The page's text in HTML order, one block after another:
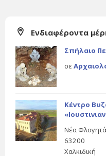
Ενδιαφέροντα
Σπήλαιο
σε
Κέντρο
Νέα Φλογητά
63200
Χαλκιδική